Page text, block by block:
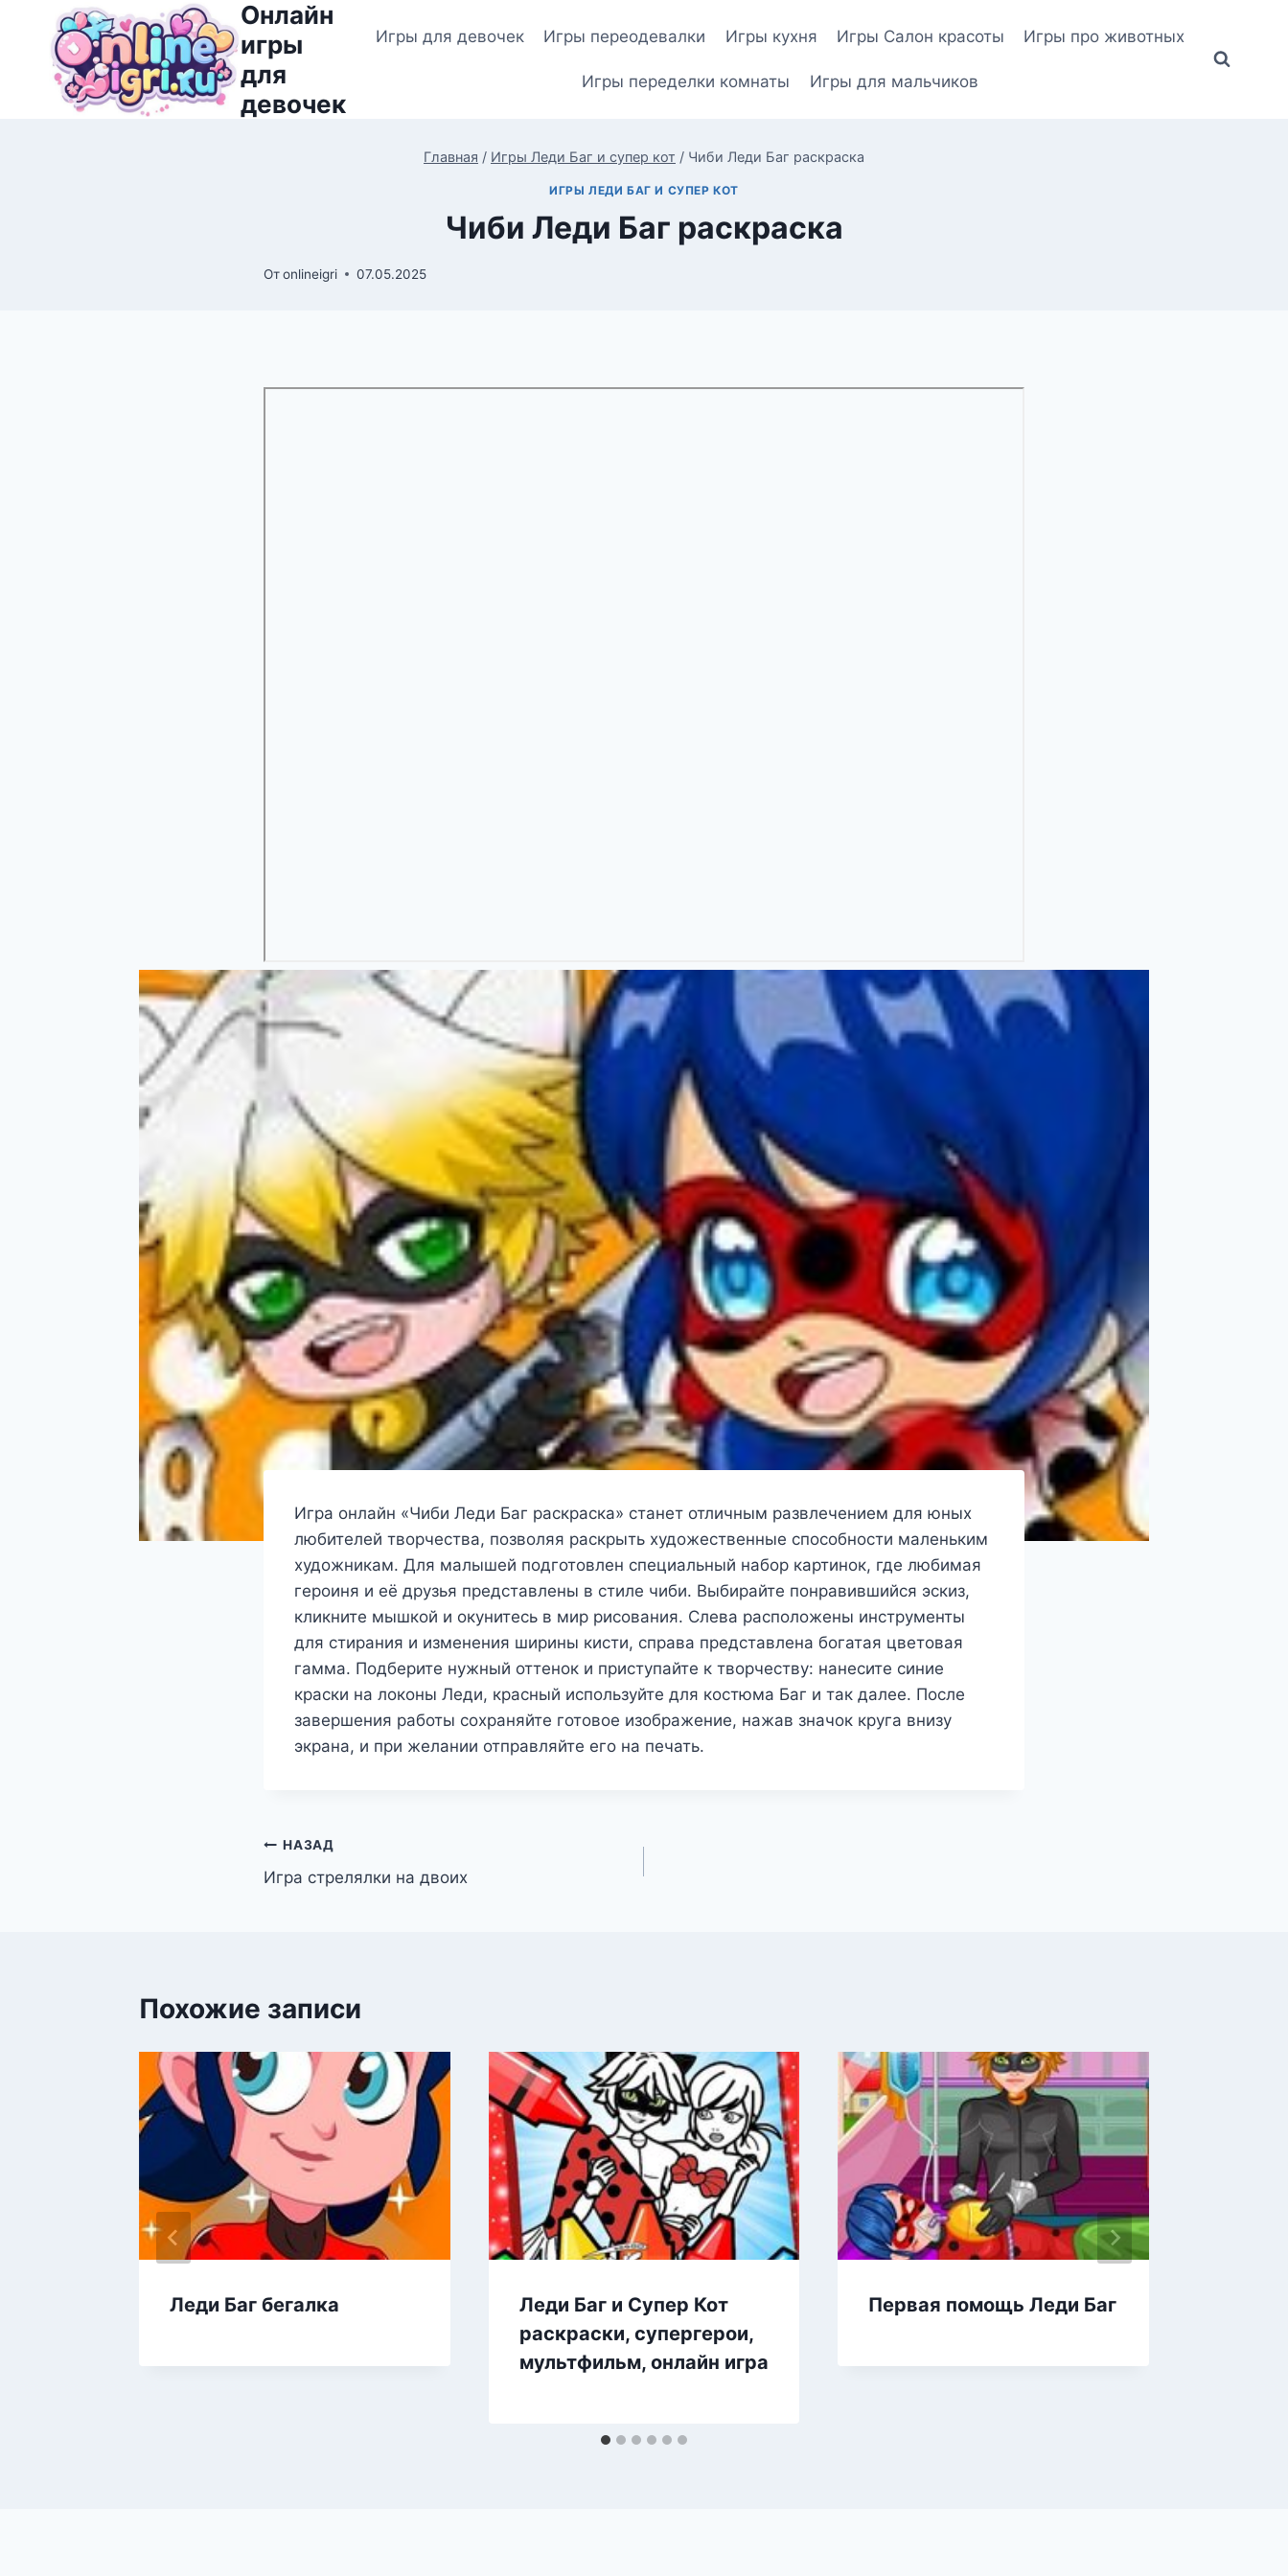
Перейти
содержимому
Онлайн
игры
для
девочек
Игры для девочек Игры переодевалки Игры кухня Игры Салон красоты Игры про животных
Игры переделки комнаты Игры для мальчиков
Главная / Игры Леди Баг и супер кот / Чиби Леди Баг раскраска
ИГРЫ ЛЕДИ БАГ И СУПЕР КОТ
Чиби Леди Баг раскраска
Отonlineigri 07.05.2025
Игра онлайн «Чиби Леди Баг раскраска» станет отличным развлечением для юных
любителей творчества, позволяя раскрыть художественные способности маленьким
художникам. Для малышей подготовлен специальный набор картинок, где любимая
героиня и её друзья представлены в стиле чиби. Выбирайте понравившийся эскиз,
кликните мышкой и окунитесь в мир рисования. Слева расположены инструменты
для стирания и изменения ширины кисти, справа представлена богатая цветовая
гамма. Подберите нужный оттенок и приступайте к творчеству: нанесите синие
краски на локоны Леди, красный используйте для костюма Баг и так далее. После
завершения работы сохраняйте готовое изображение, нажав значок круга внизу
экрана, и при желании отправляйте его на печать.
Навигация
по
НАЗАД
Игра стрелялки на двоих
Похожие записи
Леди Баг бегалка
Леди Баг и Супер Кот
раскраски, супергерои,
мультфильм, онлайн игра
Первая помощь Леди Баг